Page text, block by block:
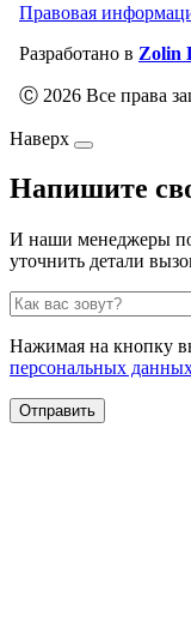
Правовая
Разработано в Zolin
Ⓒ 2026 Все права
Наверх
Напишите
И наши менеджеры
уточнить детали
Нажимая на кнопку
персональных
Отправить